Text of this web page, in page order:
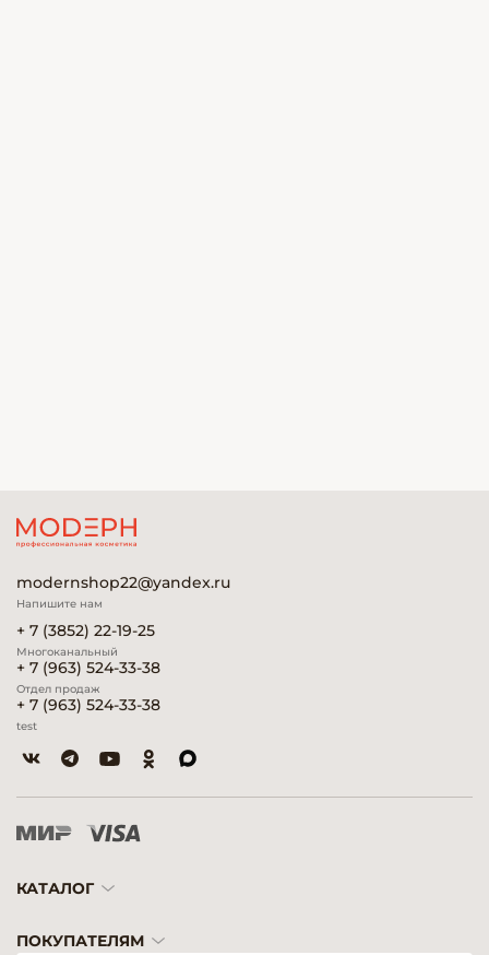
modernshop22@yandex.ru
Напишите нам
+ 7 (3852) 22-19-25
Многоканальный
+ 7 (963) 524-33-38
Отдел продаж
+ 7 (963) 524-33-38
test
КАТАЛОГ
ПОКУПАТЕЛЯМ